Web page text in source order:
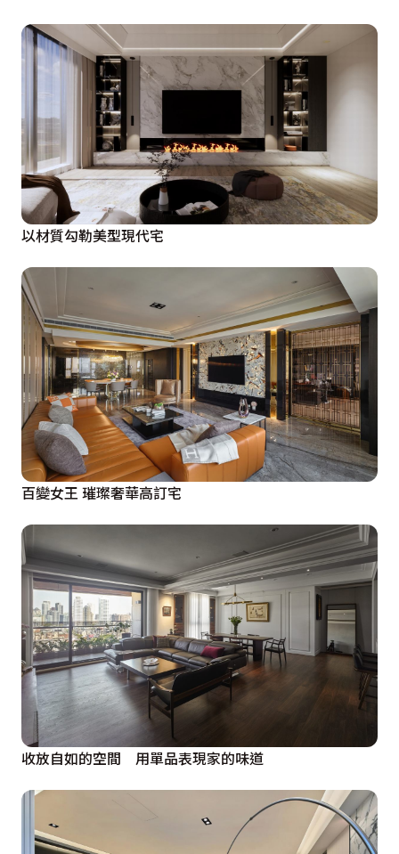
以材質勾勒美型現代宅
百變女王 璀璨奢華高訂宅
收放自如的空間 用單品表現家的味道